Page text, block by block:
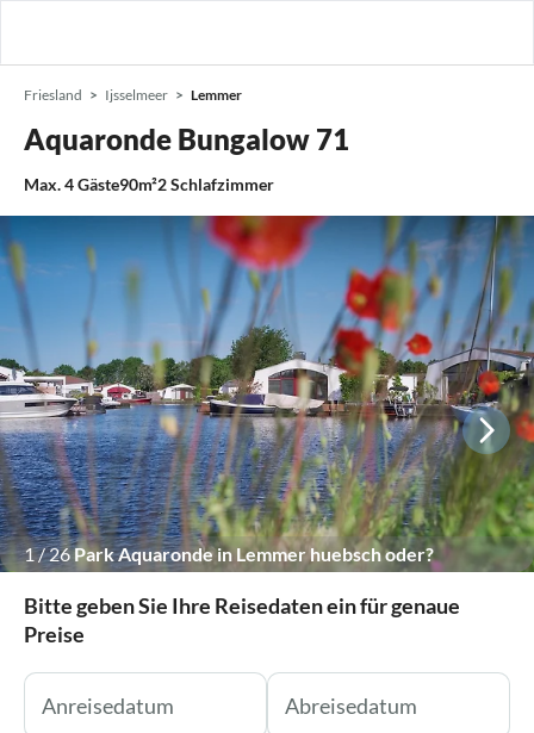
Friesland Ijsselmeer Lemmer
Aquaronde Bungalow 71
Max.4Gäste90m²2Schlafzimmer
1/26Park Aquaronde in Lemmer huebsch oder?
Bitte geben Sie Ihre Reisedaten ein für genaue
Preise